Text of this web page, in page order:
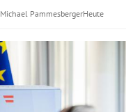
Untermenü
Untermenü
Untermenü
Michael PammesbergerHeute